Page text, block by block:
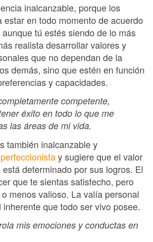
inalcanzable, porque los
estar en todo momento de acuerdo
tú estés siendo de lo más
realista desarrollar valores y
que no dependan de la
demás, sino que estén en función
y capacidades.
competente,
éxito en todo lo que me
las áreas de mi vida.
también inalcanzable y
perfeccionistay sugiere que el valor
determinado por sus logros. El
que te sientas satisfecho, pero
menos valioso. La valía personal
que todo ser vivo posee.
mis emociones y conductas en